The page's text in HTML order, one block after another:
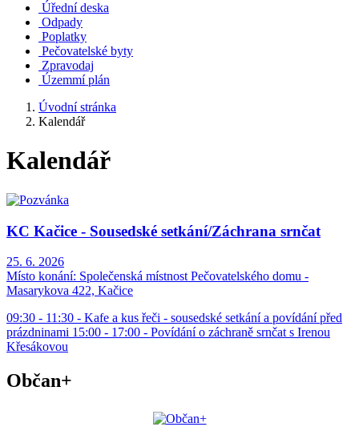
Úřední deska
Odpady
Poplatky
Pečovatelské byty
Zpravodaj
Územmí plán
Úvodní stránka
Kalendář
Kalendář
KC Kačice - Sousedské setkání/Záchrana srnčat
25. 6. 2026
Místo konání: Společenská místnost Pečovatelského domu -
Masarykova 422, Kačice
09:30 - 11:30 - Kafe a kus řeči - sousedské setkání a povídání před
prázdninami 15:00 - 17:00 - Povídání o záchraně srnčat s Irenou
Křesákovou
Občan+